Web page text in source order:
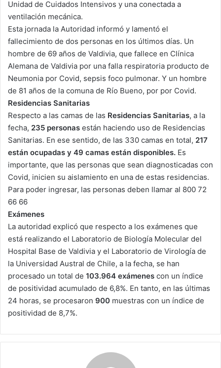
Unidad de Cuidados Intensivos y una conectada a
ventilación mecánica.
Esta jornada la Autoridad informó y lamentó el
fallecimiento de dos personas en los últimos días. Un
hombre de 69 años de Valdivia, que fallece en Clínica
Alemana de Valdivia por una falla respiratoria producto de
Neumonia por Covid, sepsis foco pulmonar. Y un hombre
de 81 años de la comuna de Río Bueno, por por Covid.
Residencias Sanitarias
Respecto a las camas de las Residencias Sanitarias, a la
fecha, 235 personas están haciendo uso de Residencias
Sanitarias. En ese sentido, de las 330 camas en total, 217
están ocupadas y 49 camas están disponibles. Es
importante, que las personas que sean diagnosticadas con
Covid, inicien su aislamiento en una de estas residencias.
Para poder ingresar, las personas deben llamar al 800 72
66 66
Exámenes
La autoridad explicó que respecto a los exámenes que
está realizando el Laboratorio de Biología Molecular del
Hospital Base de Valdivia y el Laboratorio de Virología de
la Universidad Austral de Chile, a la fecha, se han
procesado un total de 103.964 exámenes con un índice
de positividad acumulado de 6,8%. En tanto, en las últimas
24 horas, se procesaron 900 muestras con un índice de
positividad de 8,7%.